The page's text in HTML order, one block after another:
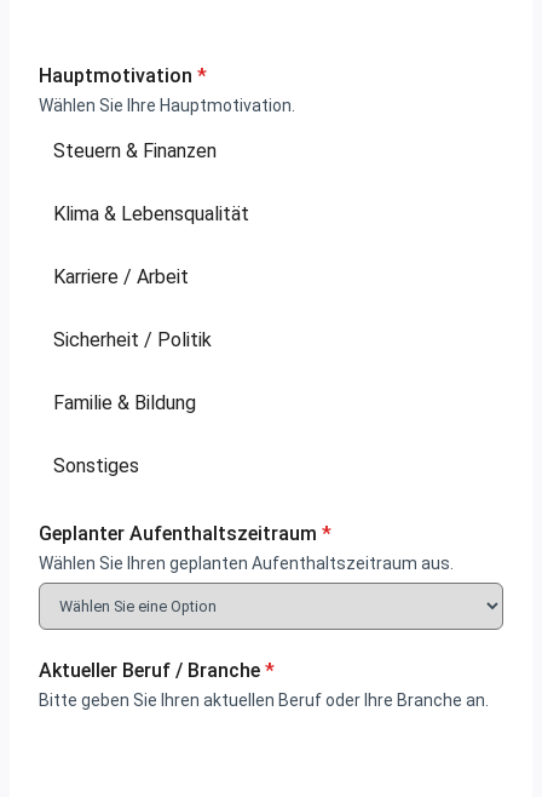
Hauptmotivation *
Wählen Sie Ihre Hauptmotivation.
Steuern & Finanzen
Klima & Lebensqualität
Karriere / Arbeit
Sicherheit / Politik
Familie & Bildung
Sonstiges
Geplanter Aufenthaltszeitraum *
Wählen Sie Ihren geplanten Aufenthaltszeitraum aus.
Aktueller Beruf / Branche *
Bitte geben Sie Ihren aktuellen Beruf oder Ihre Branche an.